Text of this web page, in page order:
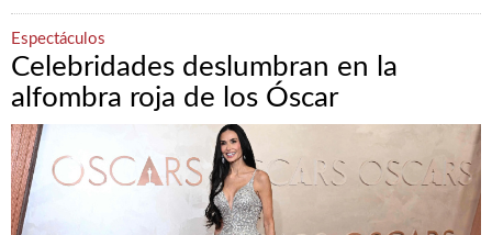
Espectáculos
Celebridades deslumbran en la
alfombra roja de los Óscar